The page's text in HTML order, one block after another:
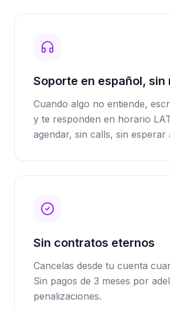
Soporte en español, sin
Cuando algo no entiende,
y te responden en horario
agendar, sin calls, sin esperar
Sin contratos eternos
Cancelas desde tu cuenta
Sin pagos de 3 meses por
penalizaciones.